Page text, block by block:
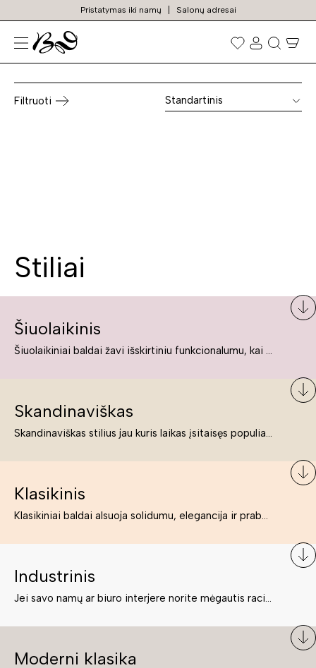
Pristatymas iki namų Salonų adresai
Prekių
paieška
Kėdė fotelis
Filtruoti Standartinis
Stiliai
Šiuolaikinis
Šiuolaikiniai baldai žavi išskirtiniu funkcionalumu, kai kurie jų pelnytai net pavadinami meno kūriniais, nes jie tikrai yra išskirtiniai, originalūs ir puikiai atliepiantys į šiuolaikinių žmonių poreikius bei gyvenimo būdo ypatumus.
Skandinaviškas
Skandinaviškas stilius jau kuris laikas įsitaisęs populiariausiųjų sąraše. Namai, butai labai dažnai įrengiami remiantis būtent šio stiliaus ypatumais. Dėl švelnių spalvų, praktiškumo ir estetikos jis masina tuos, kurie neabejingi šviesiem ar neutralių spalvų koloritui, paprastumui, funkcionalumui, natūralumui ir stilingai estetikai. Platų skandinaviškų baldų spektrą rasite „Deinavos baldų“ asortimente.
Klasikinis
Klasikiniai baldai alsuoja solidumu, elegancija ir prabanga. Paprastai jie būna masyvūs, kuria didybės įspūdį. Neabejotinai jie bus geriausias pasirinkimas estetiškam ir rafinuotam klasikiniam namų interjerui. Kartais klasikiniai baldai traktuojami kaip senoviniai, bet tai ne tiesa – klasika yra stilius, neišsemiama elegancija ir rafinuotumas.
Industrinis
Jei savo namų ar biuro interjere norite mėgautis racionaliai išnaudotomis erdvėmis, funkcionalumu ir esate neabejingi tamsesniam koloritui bei praktiškiems sprendimams, tuomet industrinis stilius bus būtent tai, ko Jums reikia. O industrinio stiliaus baldus išsirinksite mūsų asortimente.
Moderni klasika